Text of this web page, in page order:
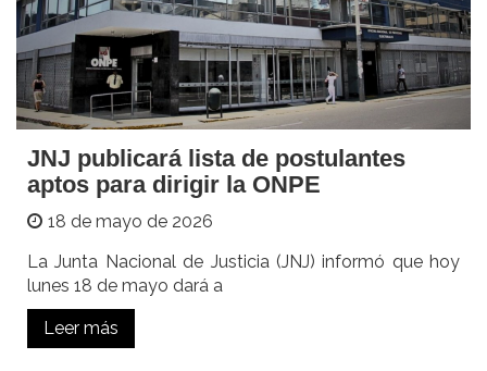
JNJ publicará lista de postulantes
aptos para dirigir la ONPE
18 de mayo de 2026
La Junta Nacional de Justicia (JNJ) informó que hoy
lunes 18 de mayo dará a
Leer más